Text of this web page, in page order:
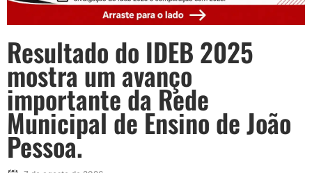
Resultado do IDEB 2025
mostra um avanço
importante da Rede
Municipal de Ensino de João
Pessoa.